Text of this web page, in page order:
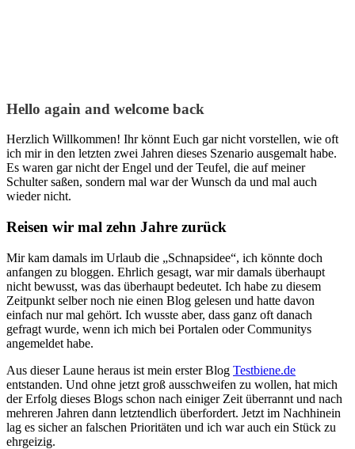
Hello again and welcome back
Herzlich Willkommen! Ihr könnt Euch gar nicht vorstellen, wie oft
ich mir in den letzten zwei Jahren dieses Szenario ausgemalt habe.
Es waren gar nicht der Engel und der Teufel, die auf meiner
Schulter saßen, sondern mal war der Wunsch da und mal auch
wieder nicht.
Reisen wir mal zehn Jahre zurück
Mir kam damals im Urlaub die „Schnapsidee“, ich könnte doch
anfangen zu bloggen. Ehrlich gesagt, war mir damals überhaupt
nicht bewusst, was das überhaupt bedeutet. Ich habe zu diesem
Zeitpunkt selber noch nie einen Blog gelesen und hatte davon
einfach nur mal gehört. Ich wusste aber, dass ganz oft danach
gefragt wurde, wenn ich mich bei Portalen oder Communitys
angemeldet habe.
Aus dieser Laune heraus ist mein erster Blog Testbiene.de
entstanden. Und ohne jetzt groß ausschweifen zu wollen, hat mich
der Erfolg dieses Blogs schon nach einiger Zeit überrannt und nach
mehreren Jahren dann letztendlich überfordert. Jetzt im Nachhinein
lag es sicher an falschen Prioritäten und ich war auch ein Stück zu
ehrgeizig.